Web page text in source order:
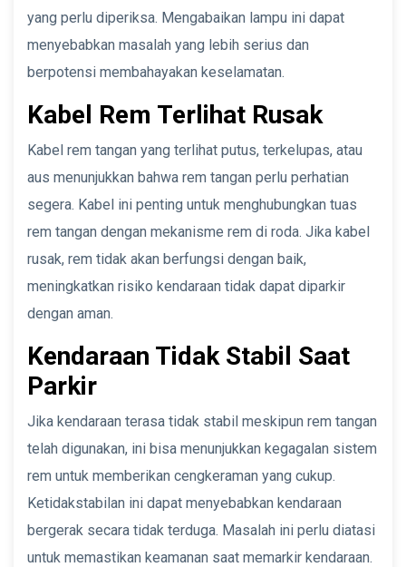
yang perlu diperiksa. Mengabaikan lampu ini dapat
menyebabkan masalah yang lebih serius dan
berpotensi membahayakan keselamatan.
Kabel Rem Terlihat Rusak
Kabel rem tangan yang terlihat putus, terkelupas, atau
aus menunjukkan bahwa rem tangan perlu perhatian
segera. Kabel ini penting untuk menghubungkan tuas
rem tangan dengan mekanisme rem di roda. Jika kabel
rusak, rem tidak akan berfungsi dengan baik,
meningkatkan risiko kendaraan tidak dapat diparkir
dengan aman.
Kendaraan Tidak Stabil Saat
Parkir
Jika kendaraan terasa tidak stabil meskipun rem tangan
telah digunakan, ini bisa menunjukkan kegagalan sistem
rem untuk memberikan cengkeraman yang cukup.
Ketidakstabilan ini dapat menyebabkan kendaraan
bergerak secara tidak terduga. Masalah ini perlu diatasi
untuk memastikan keamanan saat memarkir kendaraan.